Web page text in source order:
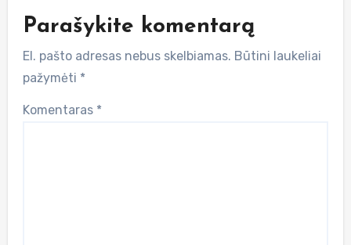
Parašykite komentarą
El. pašto adresas nebus skelbiamas. Būtini laukeliai
pažymėti *
Komentaras *